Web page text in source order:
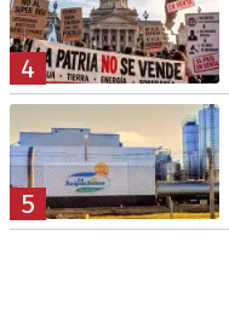
4
5